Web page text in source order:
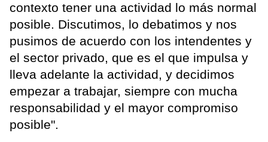
contexto tener una actividad lo más normal
posible. Discutimos, lo debatimos y nos
pusimos de acuerdo con los intendentes y
el sector privado, que es el que impulsa y
lleva adelante la actividad, y decidimos
empezar a trabajar, siempre con mucha
responsabilidad y el mayor compromiso
posible".